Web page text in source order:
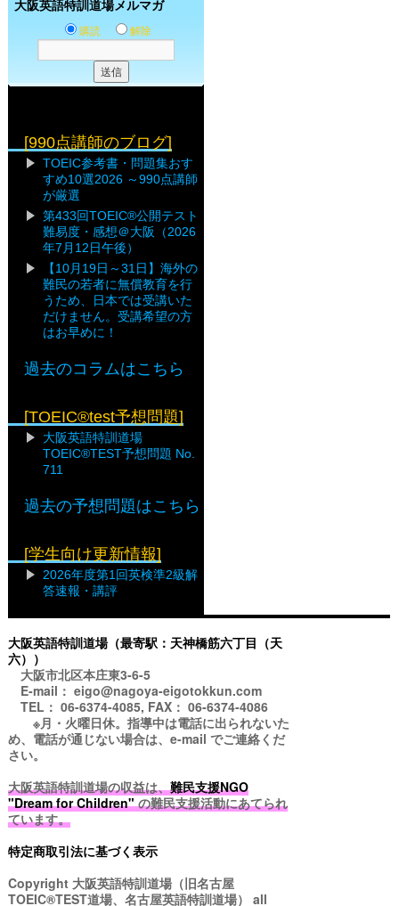
大阪英語特訓道場メルマガ
購読 解除
[990点講師のブログ]
TOEIC参考書・問題集おす
すめ10選2026 ～990点講師
が厳選
第433回TOEIC®公開テスト
難易度・感想＠大阪（2026
年7月12日午後）
【10月19日～31日】海外の
難民の若者に無償教育を行
うため、日本では受講いた
だけません。受講希望の方
はお早めに！
過去のコラムはこちら
[TOEIC®test予想問題]
大阪英語特訓道場
TOEIC®TEST予想問題 No.
711
過去の予想問題はこちら
[学生向け更新情報]
2026年度第1回英検準2級解
答速報・講評
大阪英語特訓道場（最寄駅：天神橋筋六丁目（天
六））
大阪市北区本庄東3-6-5
E-mail： eigo@nagoya-eigotokkun.com
TEL： 06-6374-4085, FAX： 06-6374-4086
※月・火曜日休。指導中は電話に出られないた
め、電話が通じない場合は、e-mail でご連絡くだ
さい。
大阪英語特訓道場の収益は、難民支援NGO
"Dream for Children"の難民支援活動にあてられ
ています。
特定商取引法に基づく表示
Copyright 大阪英語特訓道場（旧名古屋
TOEIC®TEST道場、名古屋英語特訓道場） all